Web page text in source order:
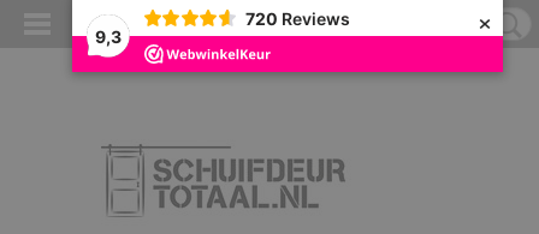
9,3
720 Reviews ×